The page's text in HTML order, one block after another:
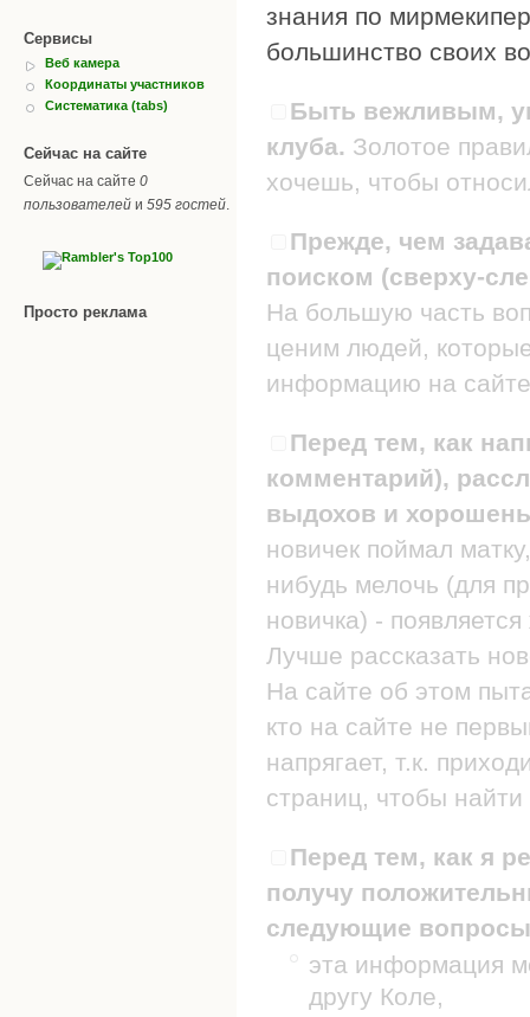
Сервисы
Веб камера
Координаты участников
Систематика (tabs)
Сейчас на сайте
Сейчас на сайте 0
пользователей и 595 гостей.
Просто реклама
знания по
большинство своих
Быть вежливым,
клуба. Золотое
хочешь, чтобы
Прежде, чем
поиском (сверху-
На большую часть
ценим людей,
информацию на
Перед тем, как
комментарий),
выдохов и
новичек поймал
нибудь мелочь (для
новичка) -
Лучше рассказать
На сайте об этом
кто на сайте не
напрягает, т.к.
страниц, чтобы
Перед тем, как я
получу
следующие
эта информация
другу Коле,